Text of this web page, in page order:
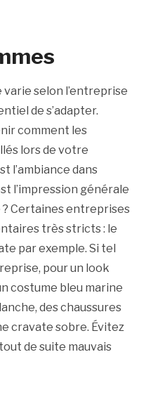
selon l’entreprise
de s’adapter.
comment les
lors de votre
l’ambiance dans
l’impression générale
Certaines entreprises
très stricts : le
par exemple. Si tel
pour un look
costume bleu marine
des chaussures
cravate sobre. Évitez
de suite mauvais